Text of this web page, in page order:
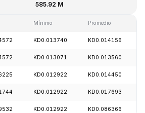
585.92 M
Mínimo Promedio
KD0.013740 KD0.014156
KD0.013071 KD0.013560
KD0.012922 KD0.014450
KD0.012922 KD0.017693
KD0.012922 KD0.086366